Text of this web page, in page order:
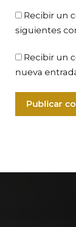
Recibir un
siguientes
Recibir un
nueva